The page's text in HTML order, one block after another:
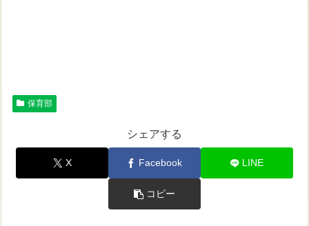
保育部
シェアする
X Facebook LINE
コピー